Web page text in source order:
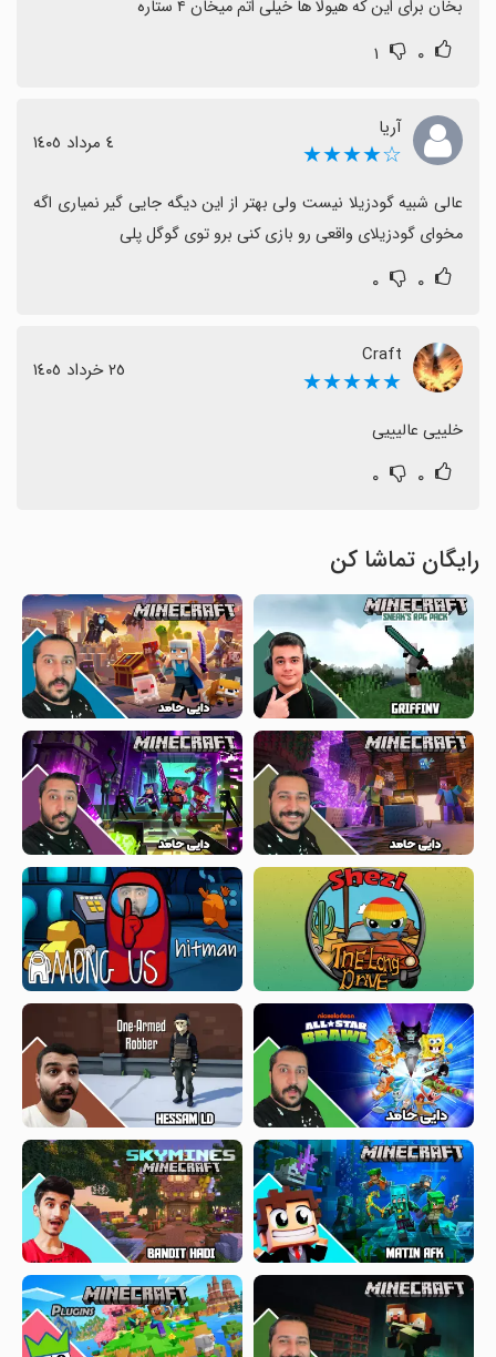
بخان برای این که هیولا ها خیلی اتم میخان ۴ ستاره
۰ ۱
آریا
☆★★★★ ٤ مرداد ١٤٠٥
مخوای گودزیلای واقعی رو بازی کنی برو توی گوگل پلی
۰ ۰
Craft
★★★★★ ٢٥ خرداد ١٤٠٥
خلییی عالیییی
۰ ۰
رایگان تماشا کن